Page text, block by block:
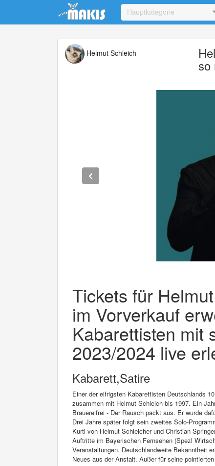
Update cookies preferences
Hauptkategorie
Helmut Schleich
so
Tickets für
im Vorverkauf
Kabarettisten mit
2023/2024 live
Kabarett,Satire
Einer der eifrigsten Kabarettisten Deutschlands
zusammen mit Helmut Schleich bis 1997. Ein
Brauereifrei - Der Rausch packt aus. Er wurde
Drei Jahre später folgt sein zweites Solo-
Kurti von Helmut Schleicher und Christian
Auftritte im Bayerischen Fernsehen (Spezl
Veranstaltungen. Deutschlandweite Bekanntheit
Neues aus der Anstalt. Außer für seine